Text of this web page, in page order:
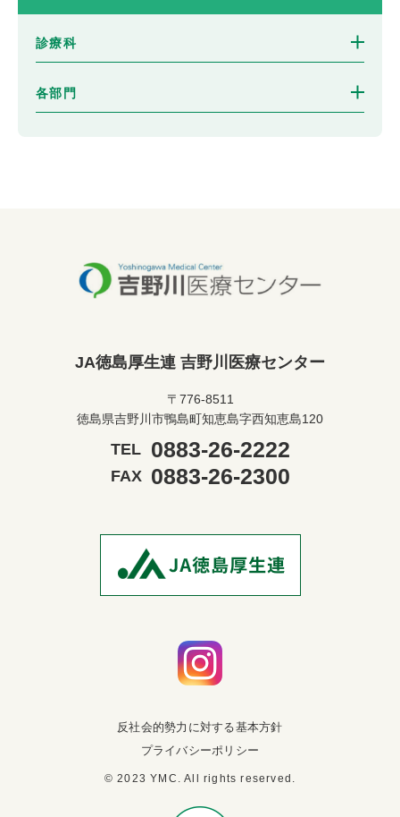
診療科
各部門
JA徳島厚生連 吉野川医療センター
〒776-8511
徳島県吉野川市鴨島町知恵島字西知恵島120
TEL 0883-26-2222
FAX 0883-26-2300
反社会的勢力に対する基本方針
プライバシーポリシー
© 2023 YMC. All rights reserved.